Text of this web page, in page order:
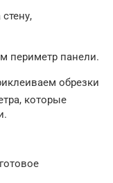
периметр панели.
обрезки
которые